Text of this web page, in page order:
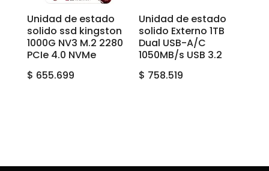
Unidad de estado
solido ssd kingston
1000G NV3 M.2 2280
PCIe 4.0 NVMe
$ 655.699
Unidad de estado
solido Externo 1TB
Dual USB-A/C
1050MB/s USB 3.2
$ 758.519